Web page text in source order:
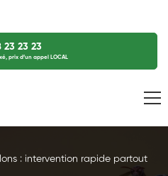
23 23 23
prix d’un appel LOCAL
: intervention rapide partout